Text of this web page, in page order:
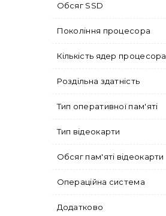
Обсяг SSD
Покоління процесора
Кількість ядер процесора
Роздільна здатність
Тип оперативної пам'яті
Тип відеокарти
Обсяг пам'яті відеокарти
Операційна система
Додатково